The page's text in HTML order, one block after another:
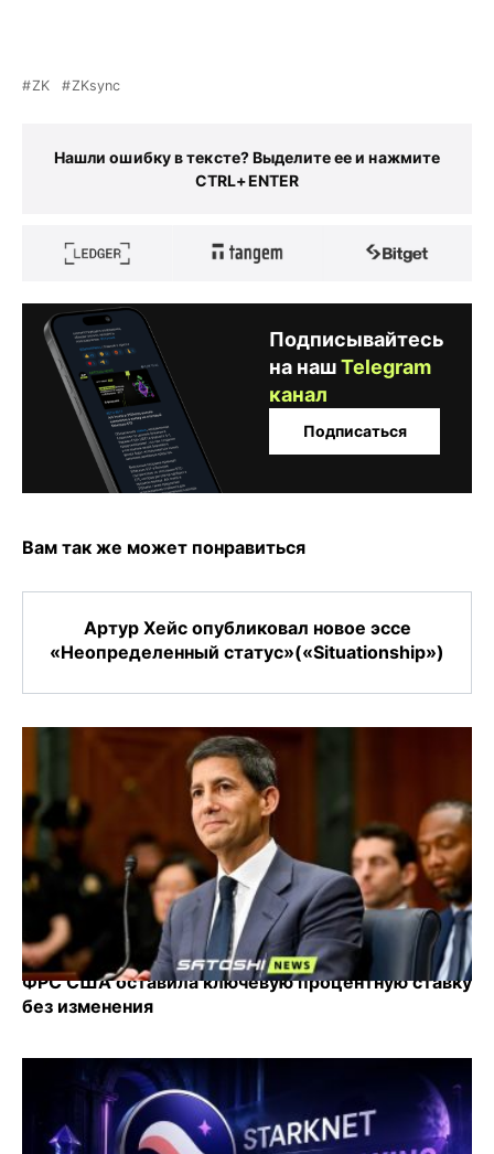
ZK ZKsync
Нашли ошибку в тексте? Выделите ее и нажмите
CTRL+ENTER
Подписывайтесь
на нашTelegram
канал
Подписаться
Вам так же может понравиться
Артур Хейс опубликовал новое эссе
«Неопределенный статус»(«Situationship»)
ФРС США оставила ключевую процентную ставку
без изменения